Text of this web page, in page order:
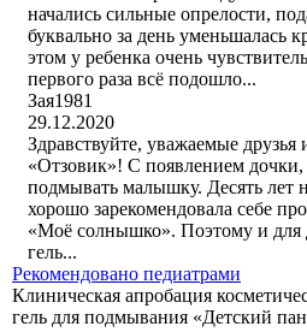
начались сильные опрелости,
буквально за день уменьшалась
этом у ребенка очень
первого раза всё подошло...
Зая1981
29.12.2020
Здравствуйте, уважаемые друзья
«Отзовик»! С появлением дочки,
подмывать малышку. Десять лет
хорошо зарекомендовала себе
«Моё солнышко». Поэтому и для
гель...
Рекомендовано педиатрами
Клиническая апробация
гель для подмывания «Детский